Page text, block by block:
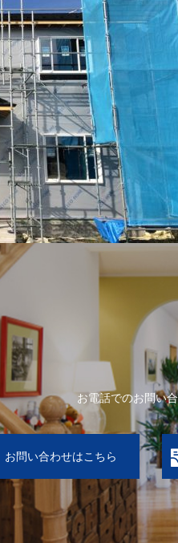
お電話でのお問い
お問い合わせはこちら